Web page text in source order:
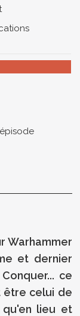
Warhammer
et dernier
ce
être celui de
lieu et